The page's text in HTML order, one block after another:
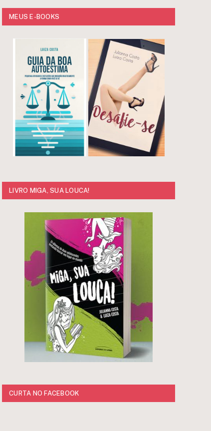
MEUS E-BOOKS
LIVRO MIGA, SUA LOUCA!
CURTA NO FACEBOOK